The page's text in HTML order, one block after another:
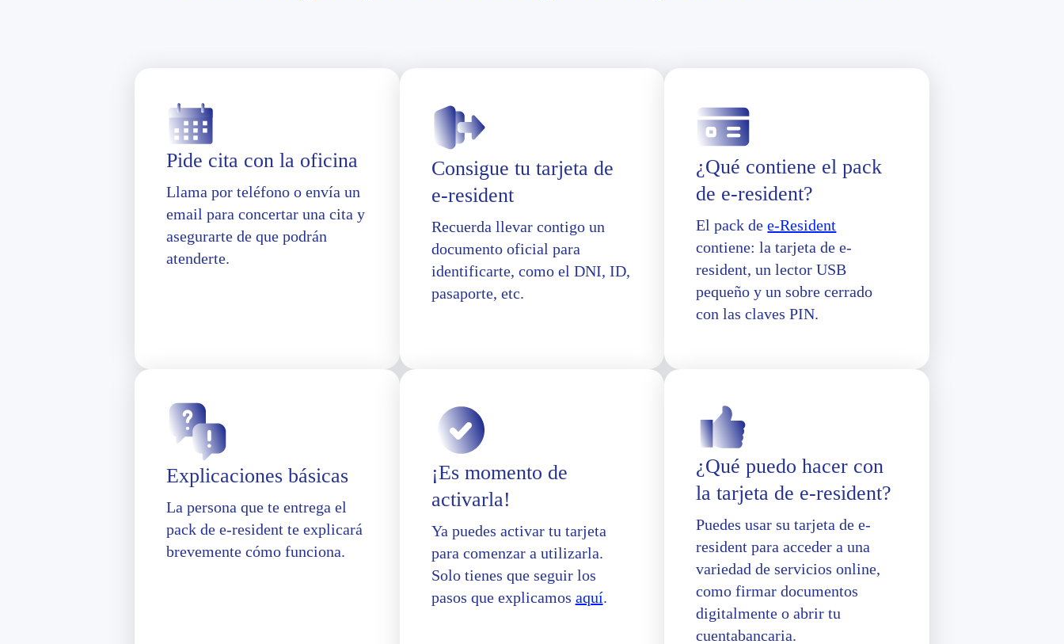
Pide cita con la oficina
Llama por teléfono o envía un
email para concertar una cita y
asegurarte de que podrán
atenderte.
Consigue tu tarjeta de
e-resident
Recuerda llevar contigo un
documento oficial para
identificarte, como el DNI, ID,
pasaporte, etc.
¿Qué contiene el pack
de e-resident?
El pack dee-Resident
contiene: la tarjeta de e-
resident, un lector USB
pequeño y un sobre cerrado
con las claves PIN.
Explicaciones básicas
La persona que te entrega el
pack de e-resident te explicará
brevemente cómo funciona.
¡Es momento de
activarla!
Ya puedes activar tu tarjeta
para comenzar a utilizarla.
Solo tienes que seguir los
pasos que explicamos aquí.
¿Qué puedo hacer con
la tarjeta de e-resident?
Puedes usar su tarjeta de e-
resident para acceder a una
variedad de servicios online,
como firmar documentos
digitalmente o abrir tu
cuentabancaria.